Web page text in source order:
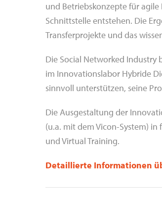
und Betriebskonzepte für
Schnittstelle entstehen. Die
Transferprojekte und das
Die Social Networked
im Innovationslabor Hybride
sinnvoll unterstützen, seine
Die Ausgestaltung der
(u.a. mit dem Vicon-System)
und Virtual Training.
Detaillierte Informationen